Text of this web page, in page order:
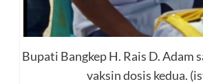
Bupati Bangkep H. Rais D. Adam
vaksin dosis kedua.